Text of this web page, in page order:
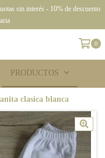
sin interés - 10% de descuento
0
PRODUCTOS
clasica blanca